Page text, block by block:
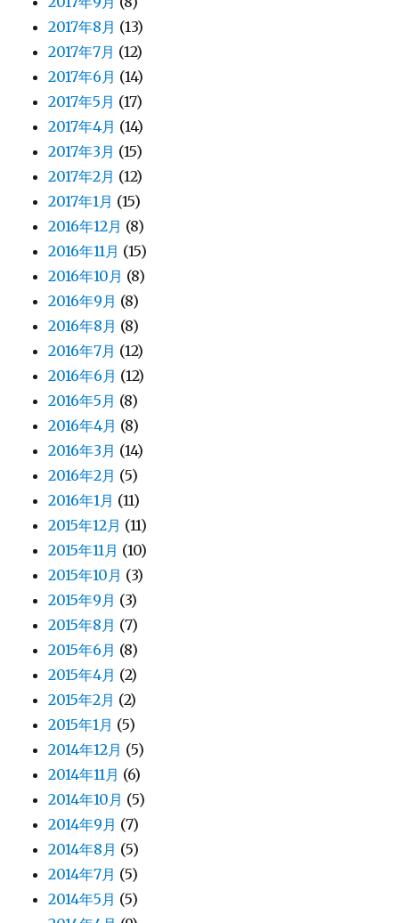
2017年8月 (13)
2017年7月 (12)
2017年6月 (14)
2017年5月 (17)
2017年4月 (14)
2017年3月 (15)
2017年2月 (12)
2017年1月 (15)
2016年12月 (8)
2016年11月 (15)
2016年10月 (8)
2016年9月 (8)
2016年8月 (8)
2016年7月 (12)
2016年6月 (12)
2016年5月 (8)
2016年4月 (8)
2016年3月 (14)
2016年2月 (5)
2016年1月 (11)
2015年12月 (11)
2015年11月 (10)
2015年10月 (3)
2015年9月 (3)
2015年8月 (7)
2015年6月 (8)
2015年4月 (2)
2015年2月 (2)
2015年1月 (5)
2014年12月 (5)
2014年11月 (6)
2014年10月 (5)
2014年9月 (7)
2014年8月 (5)
2014年7月 (5)
2014年5月 (5)